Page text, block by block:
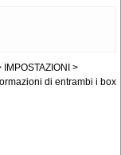
>
di entrambi i box